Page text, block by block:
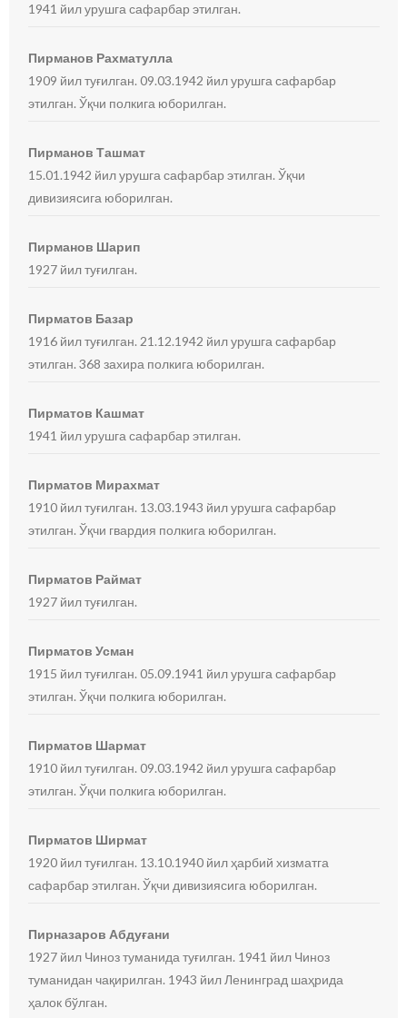
1941 йил урушга сафарбар этилган.
Пирманов Рахматулла
1909 йил туғилган. 09.03.1942 йил урушга сафарбар
этилган. Ўқчи полкига юборилган.
Пирманов Ташмат
15.01.1942 йил урушга сафарбар этилган. Ўқчи
дивизиясига юборилган.
Пирманов Шарип
1927 йил туғилган.
Пирматов Базар
1916 йил туғилган. 21.12.1942 йил урушга сафарбар
этилган. 368 захира полкига юборилган.
Пирматов Кашмат
1941 йил урушга сафарбар этилган.
Пирматов Мирахмат
1910 йил туғилган. 13.03.1943 йил урушга сафарбар
этилган. Ўқчи гвардия полкига юборилган.
Пирматов Раймат
1927 йил туғилган.
Пирматов Усман
1915 йил туғилган. 05.09.1941 йил урушга сафарбар
этилган. Ўқчи полкига юборилган.
Пирматов Шармат
1910 йил туғилган. 09.03.1942 йил урушга сафарбар
этилган. Ўқчи полкига юборилган.
Пирматов Ширмат
1920 йил туғилган. 13.10.1940 йил ҳарбий хизматга
сафарбар этилган. Ўқчи дивизиясига юборилган.
Пирназаров Абдуғани
1927 йил Чиноз туманида туғилган. 1941 йил Чиноз
туманидан чақирилган. 1943 йил Ленинград шаҳрида
ҳалок бўлган.